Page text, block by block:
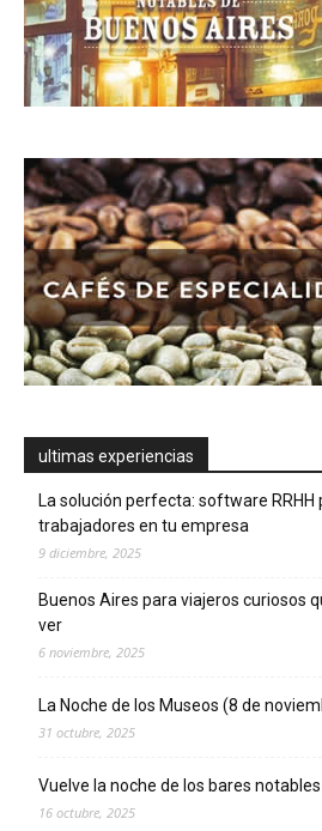
ultimas experiencias
La solución perfecta: software
trabajadores en tu empresa
9 diciembre, 2025
Buenos Aires para viajeros curiosos
ver
6 noviembre, 2025
La Noche de los Museos (8 de
31 octubre, 2025
Vuelve la noche de los bares
16 octubre, 2025